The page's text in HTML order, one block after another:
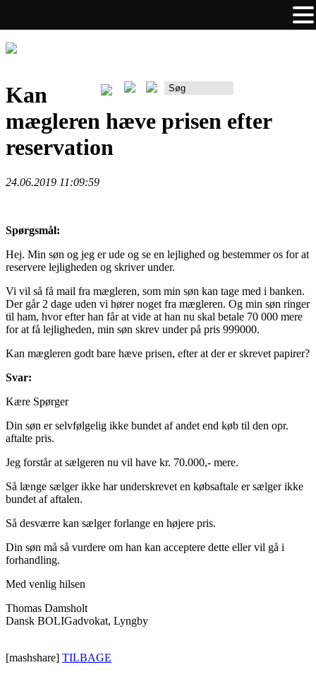
Kan
mægleren hæve prisen efter
reservation
24.06.2019 11:09:59
Spørgsmål:
Hej. Min søn og jeg er ude og se en lejlighed og bestemmer os for at
reservere lejligheden og skriver under.
Vi vil så få mail fra mægleren, som min søn kan tage med i banken.
Der går 2 dage uden vi hører noget fra mægleren. Og min søn ringer
til ham, hvor efter han får at vide at han nu skal betale 70 000 mere
for at få lejligheden, min søn skrev under på pris 999000.
Kan mægleren godt bare hæve prisen, efter at der er skrevet papirer?
Svar:
Kære Spørger
Din søn er selvfølgelig ikke bundet af andet end køb til den opr.
aftalte pris.
Jeg forstår at sælgeren nu vil have kr. 70.000,- mere.
Så længe sælger ikke har underskrevet en købsaftale er sælger ikke
bundet af aftalen.
Så desværre kan sælger forlange en højere pris.
Din søn må så vurdere om han kan acceptere dette eller vil gå i
forhandling.
Med venlig hilsen
Thomas Damsholt
Dansk BOLIGadvokat, Lyngby
[mashshare] TILBAGE